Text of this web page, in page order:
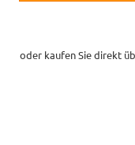
oder kaufen Sie direkt